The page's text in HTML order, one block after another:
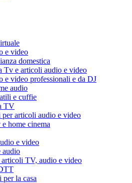
e video
domestica
Tv e articoli audio e video
e video professionali e da DJ
audio
e cuffie
TV
per articoli audio e video
home cinema
e video
audio
TV, audio e video
la casa